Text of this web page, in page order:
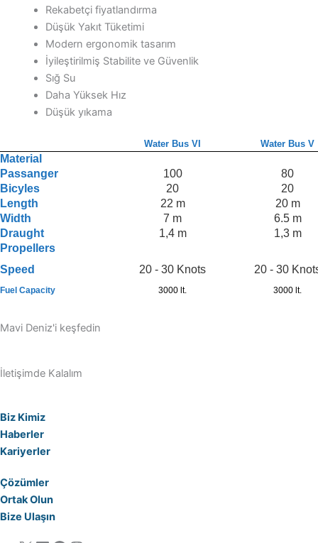
Rekabetçi fiyatlandırma
Düşük Yakıt Tüketimi
Modern ergonomik tasarım
İyileştirilmiş Stabilite ve Güvenlik
Sığ Su
Daha Yüksek Hız
Düşük yıkama
Water Bus VI Water Bus V
Material
Passanger
100
80
Bicyles
20
20
Length
22 m
20 m
Width
7 m
6.5 m
Draught
1,4 m
1,3 m
Propellers
Speed
20 - 30 Knots 20 - 30
Fuel Capacity 3000 lt. 3000 lt.
Mavi Deniz'i keşfedin
İletişimde Kalalım
Biz Kimiz
Haberler
Kariyerler
Çözümler
Ortak Olun
Bize Ulaşın